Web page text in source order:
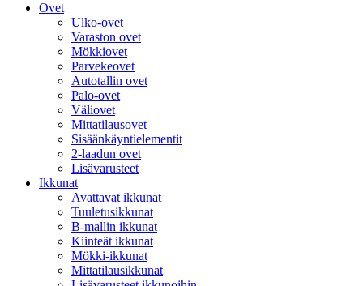
Ovet
Ulko-ovet
Varaston ovet
Mökkiovet
Parvekeovet
Autotallin ovet
Palo-ovet
Väliovet
Mittatilausovet
Sisäänkäyntielementit
2-laadun ovet
Lisävarusteet
Ikkunat
Avattavat ikkunat
Tuuletusikkunat
B-mallin ikkunat
Kiinteät ikkunat
Mökki-ikkunat
Mittatilausikkunat